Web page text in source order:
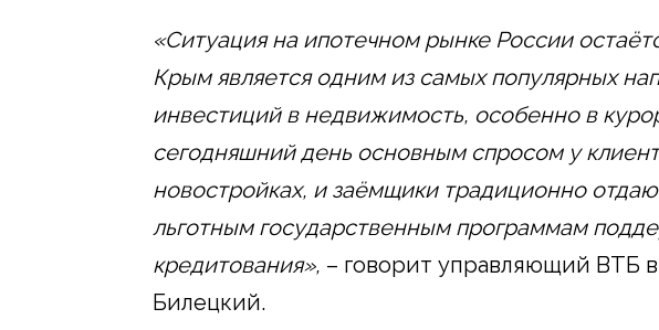
«Ситуация на ипотечном рынке России
Крым является одним из самых популярных
инвестиций в недвижимость, особенно в
сегодняшний день основным спросом у
новостройках, и заёмщики традиционно
льготным государственным программам
кредитования», – говорит управляющий ВТБ
Билецкий.